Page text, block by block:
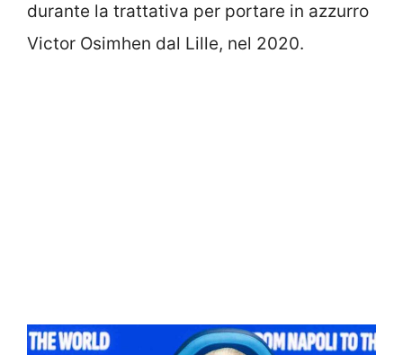
durante la trattativa per portare in azzurro
Victor Osimhen dal Lille, nel 2020.